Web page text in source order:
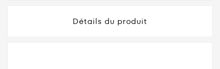
Détails du produit